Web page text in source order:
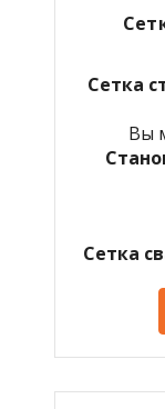
Сетка
Вы
Сетка